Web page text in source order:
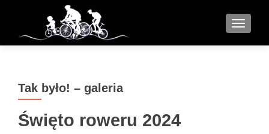
MENU
Tak było! – galeria
Święto roweru 2024